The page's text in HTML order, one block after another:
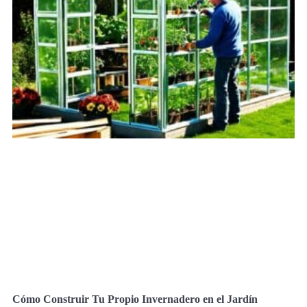
Cómo Construir Tu Propio Invernadero en el Jardín